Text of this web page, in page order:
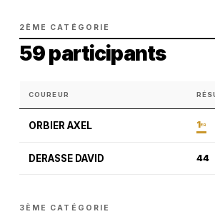
2ÈME CATÉGORIE
59 participants
COUREUR
ORBIER AXEL 1ER
DERASSE DAVID 44
3ÈME CATÉGORIE